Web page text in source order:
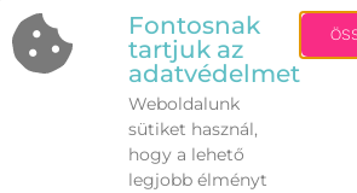
megtekinthető volt a Juhász
A felújítás szakaszosan zajlik
hogy a Fő utca továbbra is
gyalogosforgalom számára,
rendezvények és a
működése se ütközzön akadályba.
Fontosnak
tartjuk az
adatvédelmet
Weboldalunk
sütiket használ,
hogy a lehető
legjobb élményt